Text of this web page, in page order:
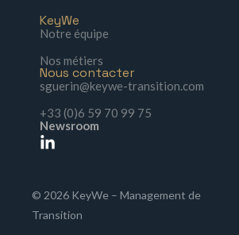
KeyWe
Notre équipe
Nos métiers
Nous contacter
sguerin@keywe-transition.com
+33 (0)6 59 70 99 75
Newsroom
© 2026 KeyWe – Management de
Transition